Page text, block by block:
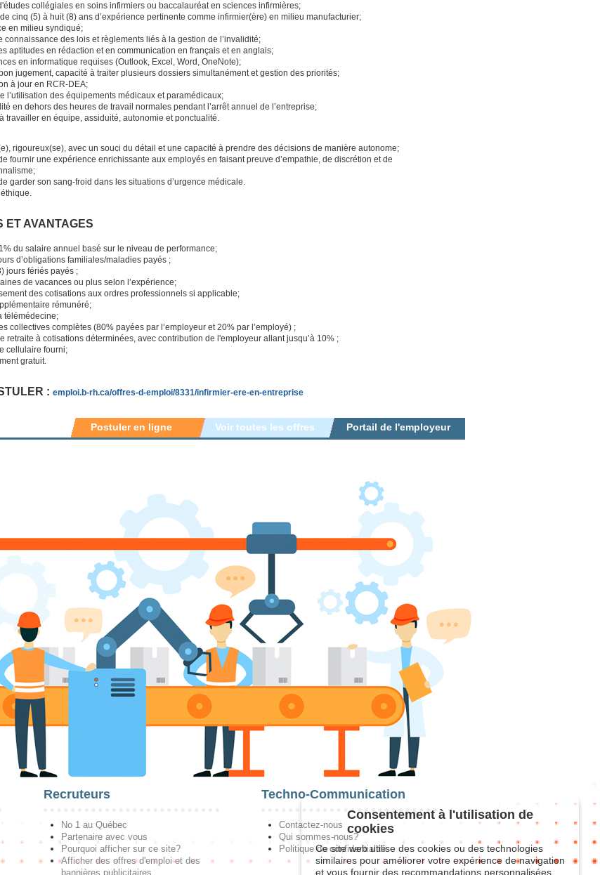
collégiales en soins infirmiers ou baccalauréat en sciences infirmières;
cinq (5) à huit (8) ans d’expérience pertinente comme infirmier(ère) en milieu manufacturier;
en milieu syndiqué;
connaissance des lois et règlements liés à la gestion de l’invalidité;
aptitudes en rédaction et en communication en français et en anglais;
en informatique requises (Outlook, Excel, Word, OneNote);
jugement, capacité à traiter plusieurs dossiers simultanément et gestion des priorités;
à jour en RCR-DEA;
l’utilisation des équipements médicaux et paramédicaux;
en dehors des heures de travail normales pendant l’arrêt annuel de l’entreprise;
travailler en équipe, assiduité, autonomie et ponctualité.
rigoureux(se), avec un souci du détail et une capacité à prendre des décisions de manière autonome;
fournir une expérience enrichissante aux employés en faisant preuve d’empathie, de discrétion et de
garder son sang-froid dans les situations d’urgence médicale.
éthique.
ET AVANTAGES
du salaire annuel basé sur le niveau de performance;
d’obligations familiales/maladies payés ;
jours fériés payés ;
de vacances ou plus selon l’expérience;
des cotisations aux ordres professionnels si applicable;
rémunéré;
télémédecine;
collectives complètes (80% payées par l’employeur et 20% par l’employé) ;
retraite à cotisations déterminées, avec contribution de l'employeur allant jusqu’à 10% ;
cellulaire fourni;
gratuit.
: emploi.b-rh.ca/offres-d-emploi/8331/infirmier-ere-en-entreprise
Portail de l'employeur
Voir toutes les offres
Postuler en ligne
Recruteurs
No 1 au Québec
Partenaire avec vous
Pourquoi afficher sur ce site?
Afficher des offres d'emploi et des
bannières publicitaires
Techno-Communication
Contactez-nous
Qui sommes-nous?
Politique de confidentialité
Consentement à l'utilisation de
cookies
Ce site web utilise des cookies ou des technologies
similaires pour améliorer votre expérience de navigation
et vous fournir des recommandations personnalisées.